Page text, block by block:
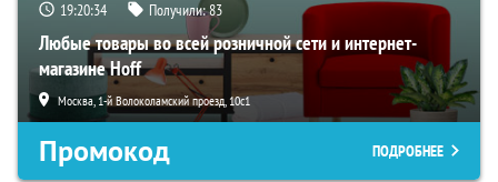
19:20:33 Получили:83
Любые товары во всей розничной сети и интернет-
магазине Hoff
Москва, 1-й Волоколамский проезд, 10с1
Промокод ПОДРОБНЕЕ